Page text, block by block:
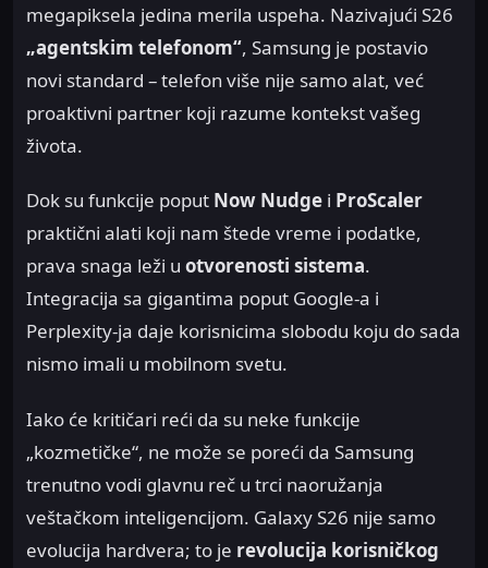
megapiksela jedina merila uspeha. Nazivajući S26
„agentskim telefonom“, Samsung je postavio
novi standard – telefon više nije samo alat, već
proaktivni partner koji razume kontekst vašeg
života.
Dok su funkcije poput Now Nudge i ProScaler
praktični alati koji nam štede vreme i podatke,
prava snaga leži u otvorenosti sistema.
Integracija sa gigantima poput Google-a i
Perplexity-ja daje korisnicima slobodu koju do sada
nismo imali u mobilnom svetu.
Iako će kritičari reći da su neke funkcije
„kozmetičke“, ne može se poreći da Samsung
trenutno vodi glavnu reč u trci naoružanja
veštačkom inteligencijom. Galaxy S26 nije samo
evolucija hardvera; to je revolucija korisničkog